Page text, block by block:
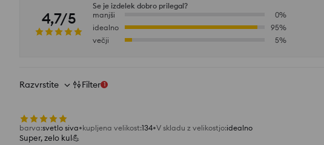
4,7/5
Se je izdelek dobro prilegal?
manjši
0%
idealno
95%
večji
5%
Razvrstite Filter 1
barva:svetlo siva kupljena velikost:134 V skladu z velikostjo:idealno
Super, zelo kul💪